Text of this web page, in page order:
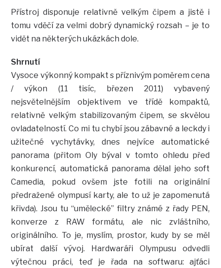
Přístroj disponuje relativně velkým čipem a jistě i
tomu vděčí za velmi dobrý dynamický rozsah – je to
vidět na některých ukázkách dole.
Shrnutí
Vysoce výkonný kompakt s příznivým poměrem cena
/ výkon (11 tisíc, březen 2011) vybavený
nejsvětelnějším objektivem ve třídě kompaktů,
relativně velkým stabilizovaným čipem, se skvělou
ovladatelností. Co mi tu chybí jsou zábavné a leckdy i
užitečné vychytávky, dnes nejvíce automatické
panorama (přitom Oly býval v tomto ohledu před
konkurencí, automatická panorama dělal jeho soft
Camedia, pokud ovšem jste fotili na originální
předražené olympusí karty, ale to už je zapomenutá
křivda). Jsou tu “umělecké” filtry známé z řady PEN,
konverze z RAW formátu, ale nic zvláštního,
originálního. To je, myslím, prostor, kudy by se měl
ubírat další vývoj. Hardwaráři Olympusu odvedli
výtečnou práci, teď je řada na softwaru: ajťáci